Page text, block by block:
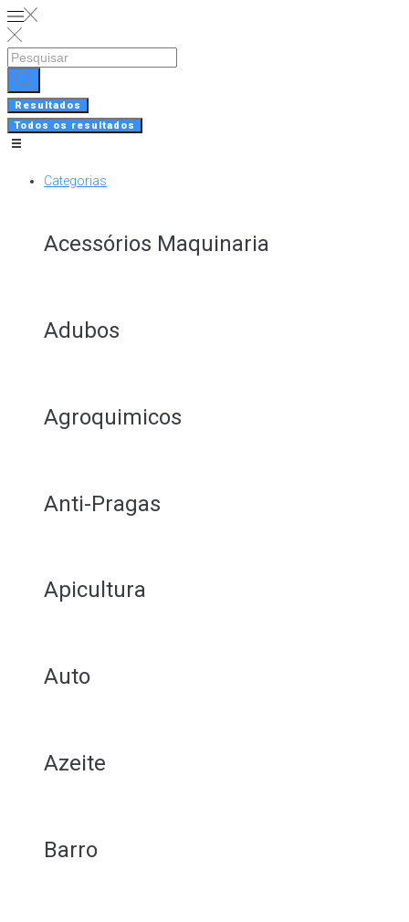
Skip
to
content
Search
Resultados
Todos os resultados
Categorias
Acessórios Maquinaria
Adubos
Agroquimicos
Anti-Pragas
Apicultura
Auto
Azeite
Barro